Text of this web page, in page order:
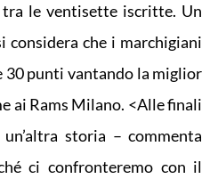
le ventisette iscritte. Un
considera che i marchigiani
30 punti vantando la miglior
ai Rams Milano. <Alle finali
storia – commenta
ci confronteremo con il